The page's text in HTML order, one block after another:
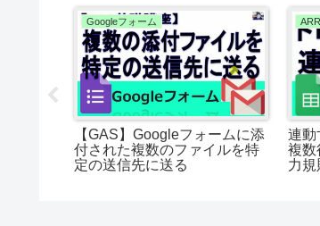
Googleフォーム
【GAS】Googleフォームに添
付された複数のファイルを特
定の送信先に送る
連動
複数
力規